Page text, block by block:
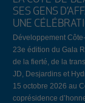
SES GENS
UNE
Développement
23e édition du Gala
de la fierté, de la
JD, Desjardins et
15 octobre 2026 au
coprésidence